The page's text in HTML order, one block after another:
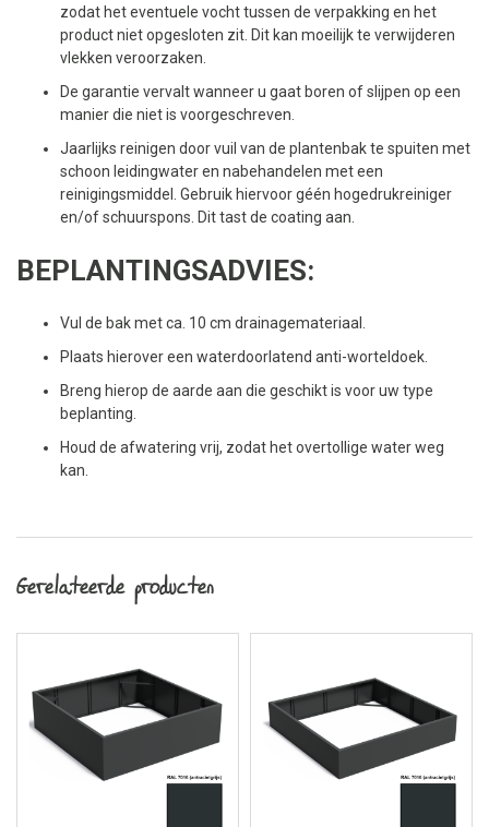
zodat het eventuele vocht tussen de verpakking en het
product niet opgesloten zit. Dit kan moeilijk te verwijderen
vlekken veroorzaken.
De garantie vervalt wanneer u gaat boren of slijpen op een
manier die niet is voorgeschreven.
Jaarlijks reinigen door vuil van de plantenbak te spuiten met
schoon leidingwater en nabehandelen met een
reinigingsmiddel. Gebruik hiervoor géén hogedrukreiniger
en/of schuurspons. Dit tast de coating aan.
BEPLANTINGSADVIES:
Vul de bak met ca. 10 cm drainagemateriaal.
Plaats hierover een waterdoorlatend anti-worteldoek.
Breng hierop de aarde aan die geschikt is voor uw type
beplanting.
Houd de afwatering vrij, zodat het overtollige water weg
kan.
Gerelateerde producten